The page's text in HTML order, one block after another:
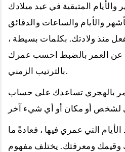
والأيام المتبقية في عيد ميلادك
والأيام والساعات والدقائق
منذ ولادتك. بكلمات بسيطة ،
عن العمر بالضبط احسب عمرك
بالترتيب الزمني.
بالهجري تساعدك على حساب
التي عمري فيها ، فعادةً ما
وقيمك ومعرفتك. يختلف مفهوم